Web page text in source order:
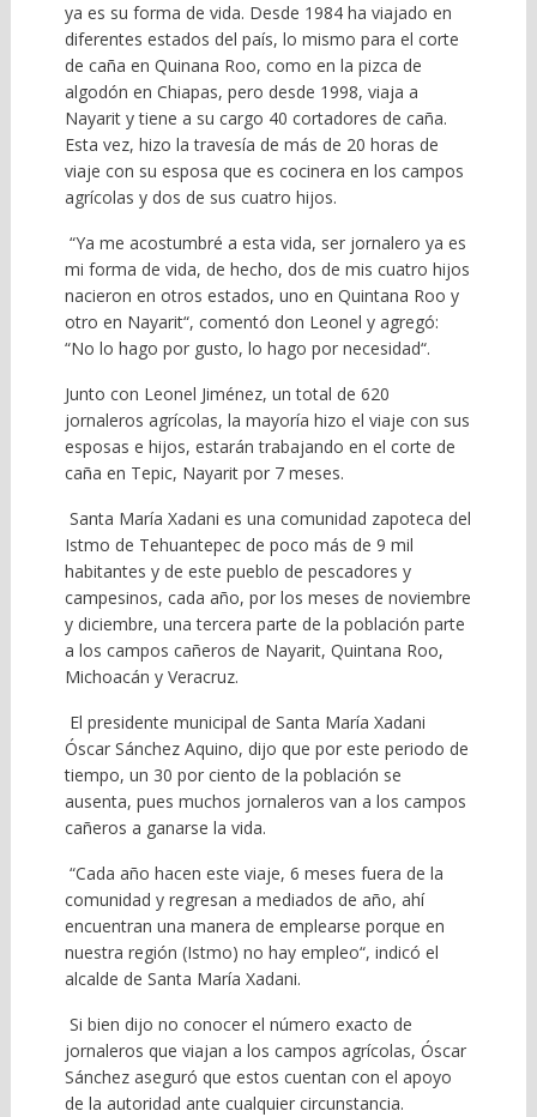
ya es su forma de vida. Desde 1984 ha viajado en
diferentes estados del país, lo mismo para el corte
de caña en Quinana Roo, como en la pizca de
algodón en Chiapas, pero desde 1998, viaja a
Nayarit y tiene a su cargo 40 cortadores de caña.
Esta vez, hizo la travesía de más de 20 horas de
viaje con su esposa que es cocinera en los campos
agrícolas y dos de sus cuatro hijos.
“Ya me acostumbré a esta vida, ser jornalero ya es
mi forma de vida, de hecho, dos de mis cuatro hijos
nacieron en otros estados, uno en Quintana Roo y
otro en Nayarit“, comentó don Leonel y agregó:
“No lo hago por gusto, lo hago por necesidad“.
Junto con Leonel Jiménez, un total de 620
jornaleros agrícolas, la mayoría hizo el viaje con sus
esposas e hijos, estarán trabajando en el corte de
caña en Tepic, Nayarit por 7 meses.
Santa María Xadani es una comunidad zapoteca del
Istmo de Tehuantepec de poco más de 9 mil
habitantes y de este pueblo de pescadores y
campesinos, cada año, por los meses de noviembre
y diciembre, una tercera parte de la población parte
a los campos cañeros de Nayarit, Quintana Roo,
Michoacán y Veracruz.
El presidente municipal de Santa María Xadani
Óscar Sánchez Aquino, dijo que por este periodo de
tiempo, un 30 por ciento de la población se
ausenta, pues muchos jornaleros van a los campos
cañeros a ganarse la vida.
“Cada año hacen este viaje, 6 meses fuera de la
comunidad y regresan a mediados de año, ahí
encuentran una manera de emplearse porque en
nuestra región (Istmo) no hay empleo“, indicó el
alcalde de Santa María Xadani.
Si bien dijo no conocer el número exacto de
jornaleros que viajan a los campos agrícolas, Óscar
Sánchez aseguró que estos cuentan con el apoyo
de la autoridad ante cualquier circunstancia.